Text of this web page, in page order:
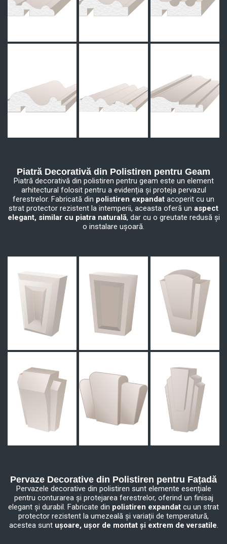
Piatră Decorativă din Polistiren pentru Geam
Piatră decorativă din polistiren pentru geam este un element
arhitectural folosit pentru a evidenția și proteja pervazul
ferestrelor. Fabricată din polistiren expandat acoperit cu un
strat protector rezistent la intemperii, aceasta oferă un aspect
elegant, similar cu piatra naturală, dar cu o greutate redusă și
o instalare ușoară.
Pervaze Decorative din Polistiren pentru Fațadă
Pervazele decorative din polistiren sunt elemente esențiale
pentru conturarea și protejarea ferestrelor, oferind un finisaj
elegant și durabil. Fabricate din polistiren expandat cu un strat
protector rezistent la umezeală și variații de temperatură,
acestea sunt ușoare, ușor de montat și extrem de versatile.